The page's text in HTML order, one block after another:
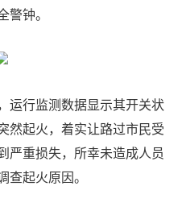
钟。
运行监测数据显示其开关状
然起火，着实让路过市民受
严重损失，所幸未造成人员
起火原因。